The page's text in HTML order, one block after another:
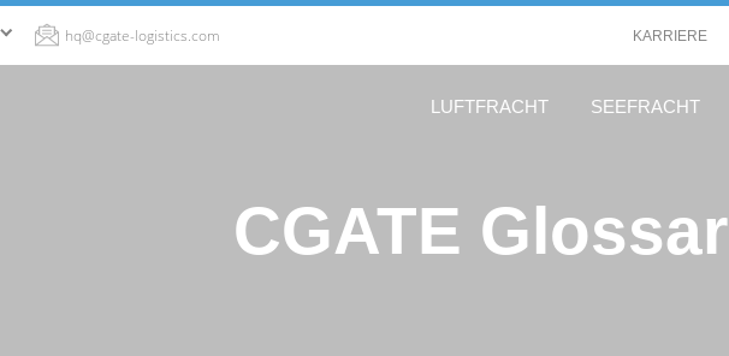
hq@cgate-logistics.com KARRIERE
LUFTFRACHT SEEFRACHT
CGATE Glossar